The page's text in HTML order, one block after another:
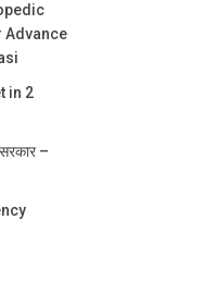
Advance
in 2
सरकार –